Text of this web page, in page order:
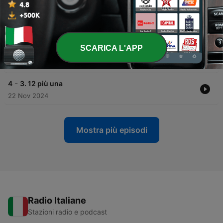
6 - 5. Una tragica fatalità
24 Nov 2024
5 - 4. Guarda che bello
23 Nov 2024
4 - 3. 12 più una
22 Nov 2024
Mostra più episodi
Radio Italiane
Stazioni radio e podcast
SCARICA L'APP